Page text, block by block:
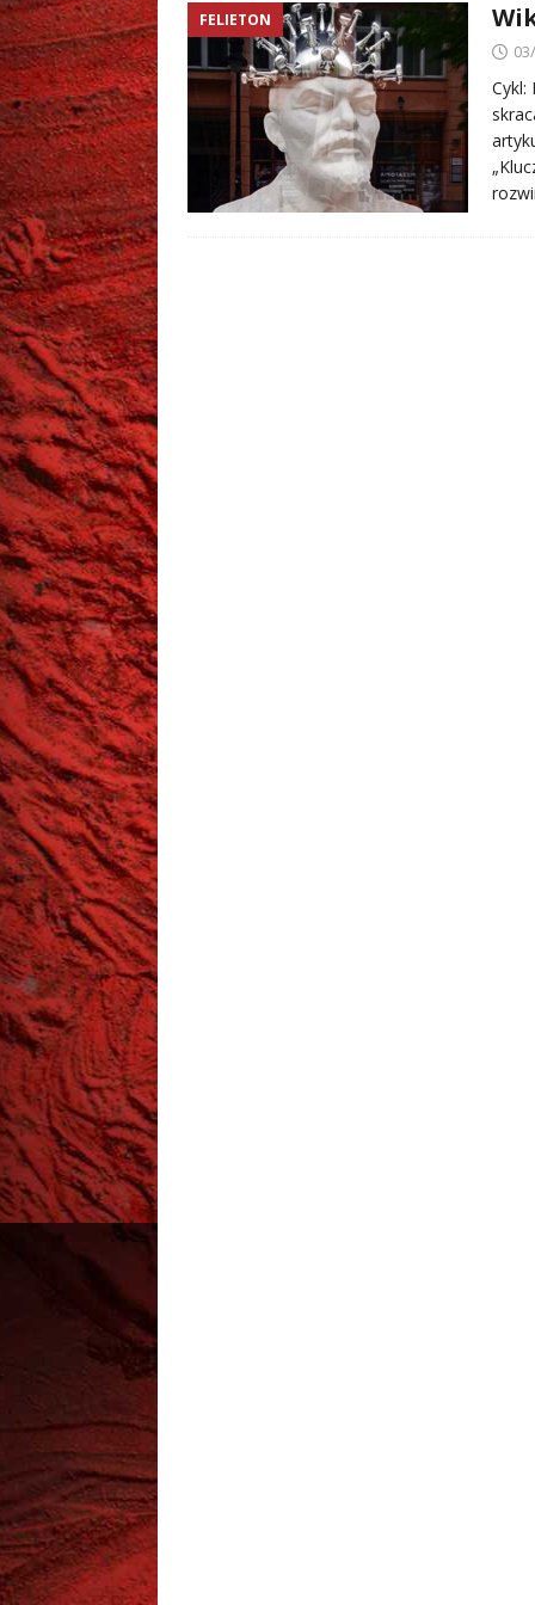
FELIETON
Cykl: